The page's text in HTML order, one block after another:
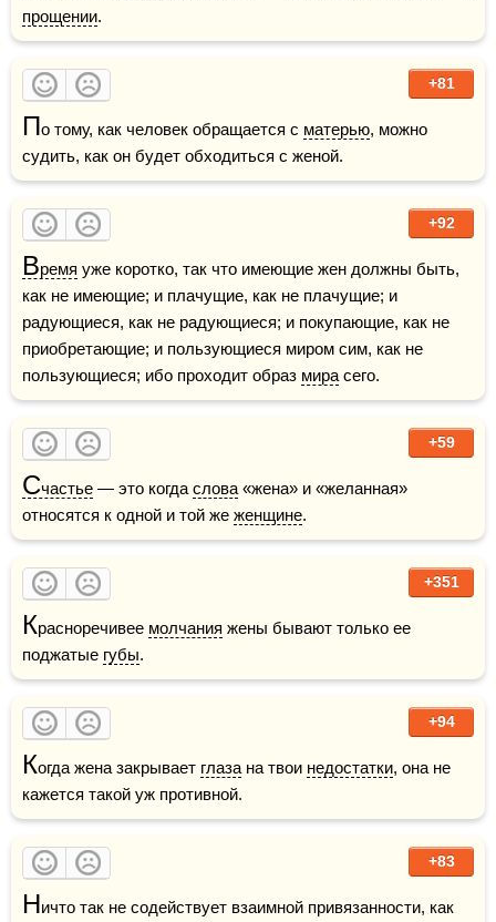
прощении.
+81
По тому, как человек обращается с матерью, можно
судить, как он будет обходиться с женой.
+92
Время уже коротко, так что имеющие жен должны быть,
как не имеющие; и плачущие, как не плачущие; и
радующиеся, как не радующиеся; и покупающие, как не
приобретающие; и пользующиеся миром сим, как не
пользующиеся; ибо проходит образ мира сего.
+59
Счастье — это когда слова «жена» и «желанная»
относятся к одной и той же женщине.
+351
Красноречивее молчания жены бывают только ее
поджатые губы.
+94
Когда жена закрывает глаза на твои недостатки, она не
кажется такой уж противной.
+83
Ничто так не содействует взаимной привязанности, как